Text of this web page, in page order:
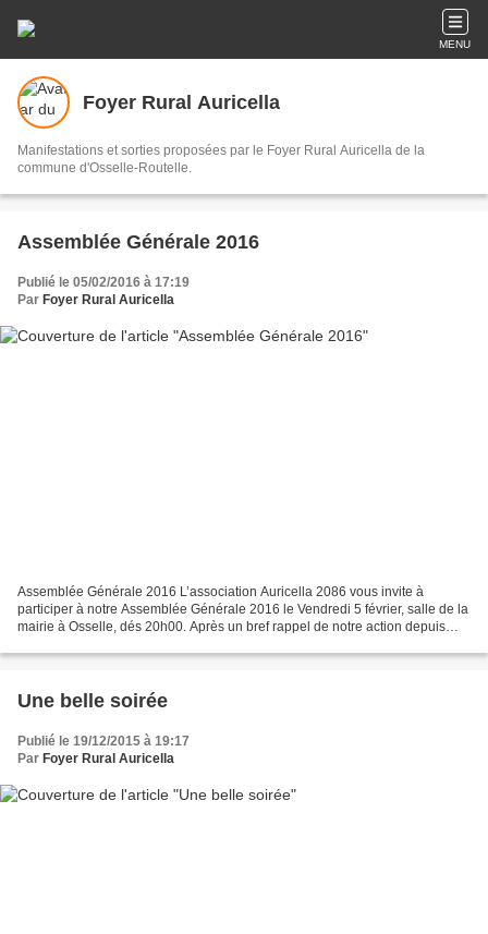
MENU
Foyer Rural Auricella
Manifestations et sorties proposées par le Foyer Rural Auricella de la
commune d'Osselle-Routelle.
Assemblée Générale 2016
Publié le 05/02/2016 à 17:19
Par Foyer Rural Auricella
Assemblée Générale 2016 L’association Auricella 2086 vous invite à
participer à notre Assemblée Générale 2016 le Vendredi 5 février, salle de la
mairie à Osselle, dés 20h00. Après un bref rappel de notre action depuis
Une belle soirée
Publié le 19/12/2015 à 19:17
Par Foyer Rural Auricella